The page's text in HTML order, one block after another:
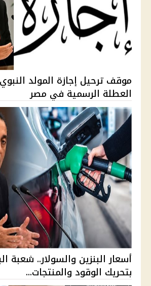
العطلة الرسمية في مصر
أسعار البنزين والسولار.. شعبة
بتحريك الوقود والمنتجات...